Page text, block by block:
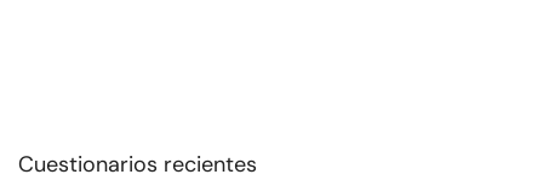
Cuestionarios recientes